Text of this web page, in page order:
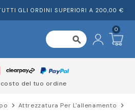
GLI ORDINI SUPERIORI A 200,00 €
search
0
del tuo ordine
chevron_right Attrezzatura Per L'allenamento chevron_right